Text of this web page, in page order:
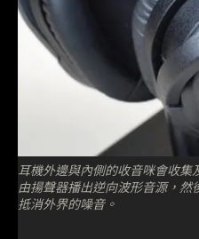
耳機外邊與內側的收音咪會收
由揚聲器播出逆向波形音源，
抵消外界的噪音。